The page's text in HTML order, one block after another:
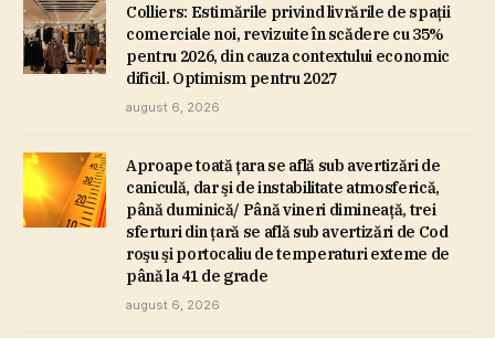
Colliers: Estimările privind livrările de spaţii
comerciale noi, revizuite în scădere cu 35%
pentru 2026, din cauza contextului economic
dificil. Optimism pentru 2027
august 6, 2026
Aproape toată ţara se află sub avertizări de
caniculă, dar şi de instabilitate atmosferică,
până duminică/ Până vineri dimineaţă, trei
sferturi din ţară se află sub avertizări de Cod
roşu şi portocaliu de temperaturi exteme de
până la 41 de grade
august 6, 2026